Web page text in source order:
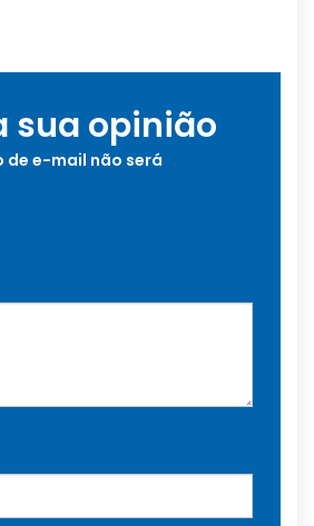
sua opinião
de e-mail não será